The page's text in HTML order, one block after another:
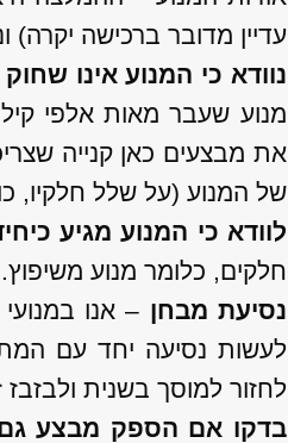
עדיין מדובר ברכישה יקרה)
נוודא כי המנוע אינו
מנוע שעבר מאות אלפי
את מבצעים כאן קנייה
של המנוע (על שלל חלקיו,
לוודא כי המנוע מגיע
חלקים, כלומר מנוע
נסיעת מבחן – אנו
לעשות נסיעה יחד עם
לחזור למוסך בשנית ולבזבז
בדקו אם הספק מבצע